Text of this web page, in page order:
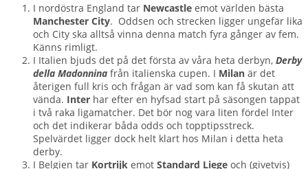
I nordöstra England tar Newcastle emot världen bästa
Manchester City. Oddsen och strecken ligger ungefär lika
och City ska alltså vinna denna match fyra gånger av fem.
Känns rimligt.
I Italien bjuds det på det första av våra heta derbyn, Derby
della Madonnina från italienska cupen. I Milan är det
återigen full kris och frågan är vad som kan få skutan att
vända. Inter har efter en hyfsad start på säsongen tappat
i två raka ligamatcher. Det bör nog vara liten fördel Inter
och det indikerar båda odds och topptipsstreck.
Spelvärdet ligger dock helt klart hos Milan i detta heta
derby.
I Belgien tar Kortrijk emot Standard Liege och (givetvis)